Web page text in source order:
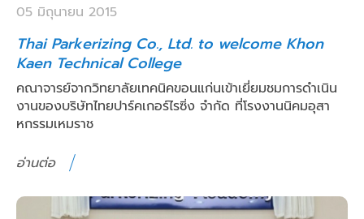
05 มิถุนายน 2015
Thai Parkerizing Co., Ltd. to welcome Khon
Kaen Technical College
คณาจารย์จากวิทยาลัยเทคนิคขอนแก่นเข้าเยี่ยมชมการดำเนิน
งานของบริษัทไทยปาร์คเกอร์ไรซิ่ง จำกัด ที่โรงงานนิคมอุสา
หกรรมเหมราช
อ่านต่อ